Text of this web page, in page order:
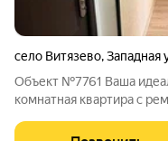
село Витязево,Западная
Объект №7761 Ваша
комнатная квартира с
море! Основные